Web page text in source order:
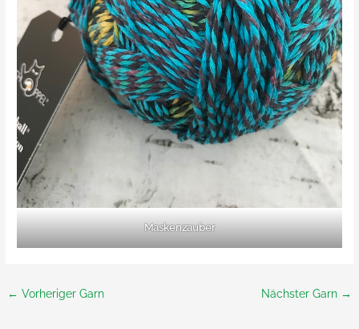
Maskenzauber
← Vorheriger Garn Nächster Garn →